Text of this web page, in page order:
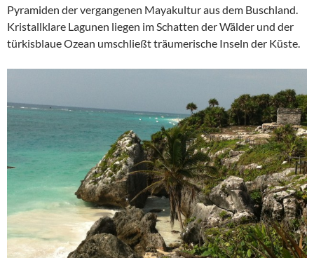
Pyramiden der vergangenen Mayakultur aus dem Buschland.
Kristallklare Lagunen liegen im Schatten der Wälder und der
türkisblaue Ozean umschließt träumerische Inseln der Küste.